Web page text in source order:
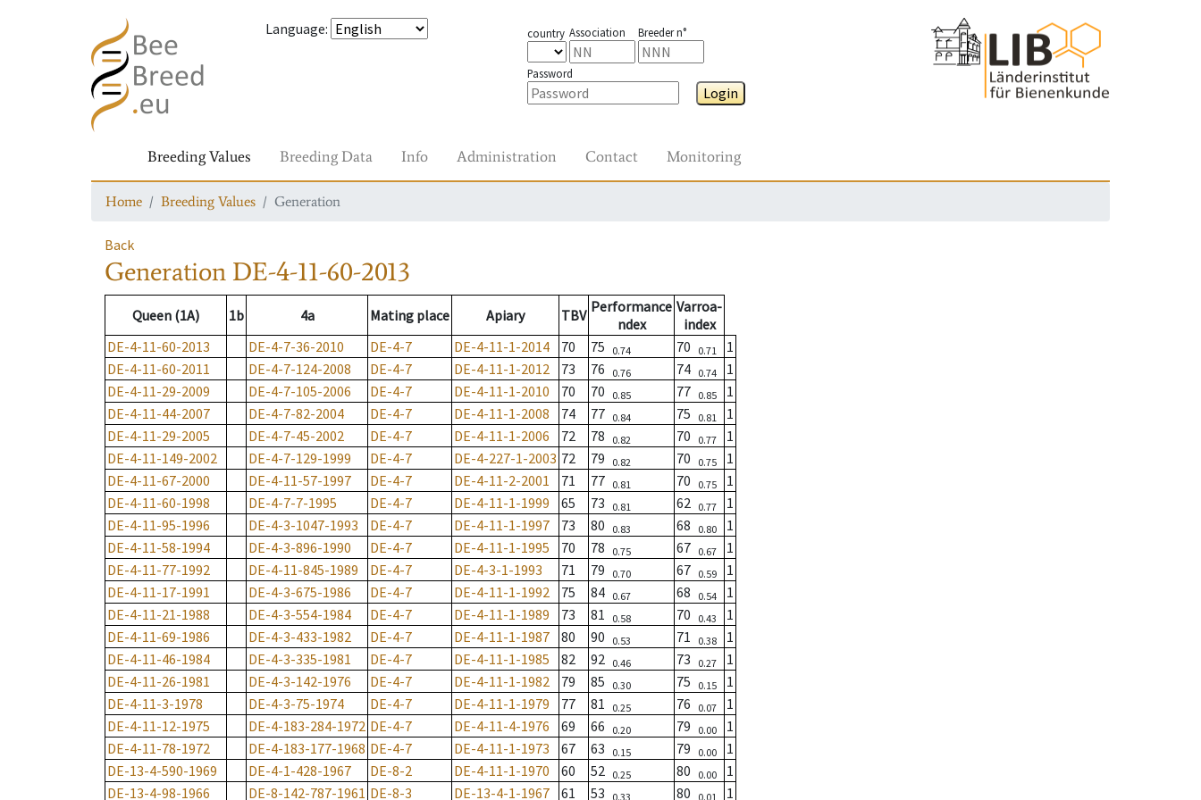
Language: country Association Breeder n°
Password
Login
Breeding Values Breeding Data Info Administration Contact Monitoring
Home Breeding Values Generation
Back
Generation DE-4-11-60-2013
Queen (1A) 1b 4a Mating place Apiary TBV Performance
ndex
Varroa-
index
DE-4-11-60-2013
DE-4-7-36-2010 DE-4-7 DE-4-11-1-2014 70 75 0.74 70 0.71
1
DE-4-11-60-2011
DE-4-7-124-2008 DE-4-7 DE-4-11-1-2012 73 76 0.76 74 0.74
1
DE-4-11-29-2009
DE-4-7-105-2006 DE-4-7 DE-4-11-1-2010 70 70 0.85 77 0.85
1
DE-4-11-44-2007
DE-4-7-82-2004 DE-4-7 DE-4-11-1-2008 74 77 0.84 75 0.81
1
DE-4-11-29-2005
DE-4-7-45-2002 DE-4-7 DE-4-11-1-2006 72 78 0.82 70 0.77
1
DE-4-11-149-2002
DE-4-7-129-1999 DE-4-7 DE-4-227-1-2003 72 79 0.82 70 0.75
1
DE-4-11-67-2000
DE-4-11-57-1997 DE-4-7 DE-4-11-2-2001 71 77 0.81 70 0.75
1
DE-4-11-60-1998
DE-4-7-7-1995 DE-4-7 DE-4-11-1-1999 65 73 0.81 62 0.77
1
DE-4-11-95-1996
DE-4-3-1047-1993 DE-4-7 DE-4-11-1-1997 73 80 0.83 68 0.80
1
DE-4-11-58-1994
DE-4-3-896-1990 DE-4-7 DE-4-11-1-1995 70 78 0.75 67 0.67
1
DE-4-11-77-1992
DE-4-11-845-1989 DE-4-7 DE-4-3-1-1993 71 79 0.70 67 0.59
1
DE-4-11-17-1991
DE-4-3-675-1986 DE-4-7 DE-4-11-1-1992 75 84 0.67 68 0.54
1
DE-4-11-21-1988
DE-4-3-554-1984 DE-4-7 DE-4-11-1-1989 73 81 0.58 70 0.43
1
DE-4-11-69-1986
DE-4-3-433-1982 DE-4-7 DE-4-11-1-1987 80 90 0.53 71 0.38
1
DE-4-11-46-1984
DE-4-3-335-1981 DE-4-7 DE-4-11-1-1985 82 92 0.46 73 0.27
1
DE-4-11-26-1981
DE-4-3-142-1976 DE-4-7 DE-4-11-1-1982 79 85 0.30 75 0.15
1
DE-4-11-3-1978
DE-4-3-75-1974 DE-4-7 DE-4-11-1-1979 77 81 0.25 76 0.07
1
DE-4-11-12-1975
DE-4-183-284-1972 DE-4-7 DE-4-11-4-1976 69 66 0.20 79 0.00
1
DE-4-11-78-1972
DE-4-183-177-1968 DE-4-7 DE-4-11-1-1973 67 63 0.15 79 0.00
1
DE-13-4-590-1969
DE-4-1-428-1967 DE-8-2 DE-4-11-1-1970 60 52 0.25 80 0.00
1
DE-13-4-98-1966
DE-8-142-787-1961 DE-8-3 DE-13-4-1-1967 61 53 0.33 80 0.01 1